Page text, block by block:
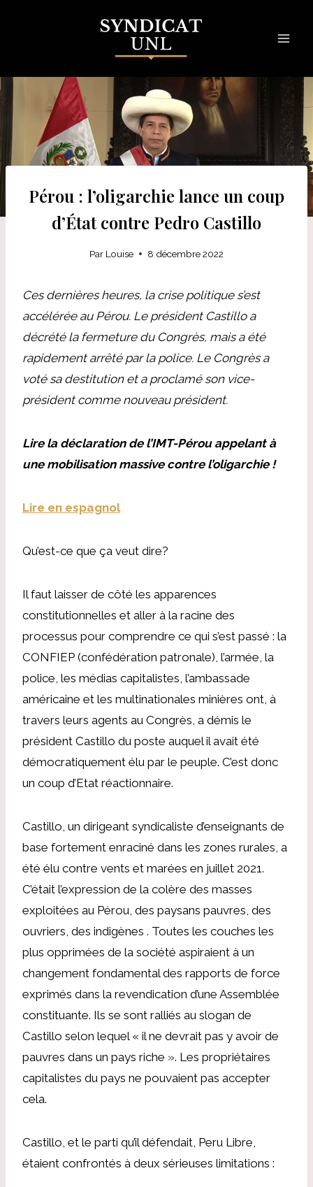
Pérou : l’oligarchie lance un coup
d’État contre Pedro Castillo
Par Louise 8 décembre 2022
Ces dernières heures, la crise politique s’est
accélérée au Pérou. Le président Castillo a
décrété la fermeture du Congrès, mais a été
rapidement arrêté par la police. Le Congrès a
voté sa destitution et a proclamé son vice-
président comme nouveau président.
Lire la déclaration de l’IMT-Pérou appelant à
une mobilisation massive contre l’oligarchie !
Lire en espagnol
Qu’est-ce que ça veut dire?
Il faut laisser de côté les apparences
constitutionnelles et aller à la racine des
processus pour comprendre ce qui s’est passé : la
CONFIEP (confédération patronale), l’armée, la
police, les médias capitalistes, l’ambassade
américaine et les multinationales minières ont, à
travers leurs agents au Congrès, a démis le
président Castillo du poste auquel il avait été
démocratiquement élu par le peuple. C’est donc
un coup d’Etat réactionnaire.
Castillo, un dirigeant syndicaliste d’enseignants de
base fortement enraciné dans les zones rurales, a
été élu contre vents et marées en juillet 2021.
C’était l’expression de la colère des masses
exploitées au Pérou, des paysans pauvres, des
ouvriers, des indigènes . Toutes les couches les
plus opprimées de la société aspiraient à un
changement fondamental des rapports de force
exprimés dans la revendication d’une Assemblée
constituante. Ils se sont ralliés au slogan de
Castillo selon lequel « il ne devrait pas y avoir de
pauvres dans un pays riche ». Les propriétaires
capitalistes du pays ne pouvaient pas accepter
cela.
Castillo, et le parti qu’il défendait, Peru Libre,
étaient confrontés à deux sérieuses limitations :